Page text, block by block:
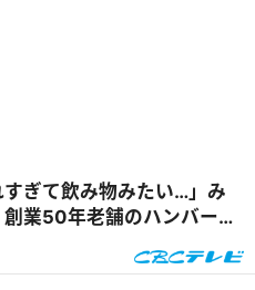
すぎて飲み物みたい…」み
業50年老舗のハンバーグ